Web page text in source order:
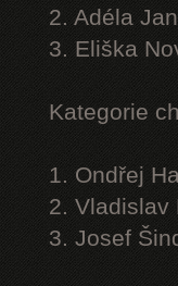
2. Adéla
3. Eliška
Kategorie
1. Ondřej
2. Vladislav
3. Josef